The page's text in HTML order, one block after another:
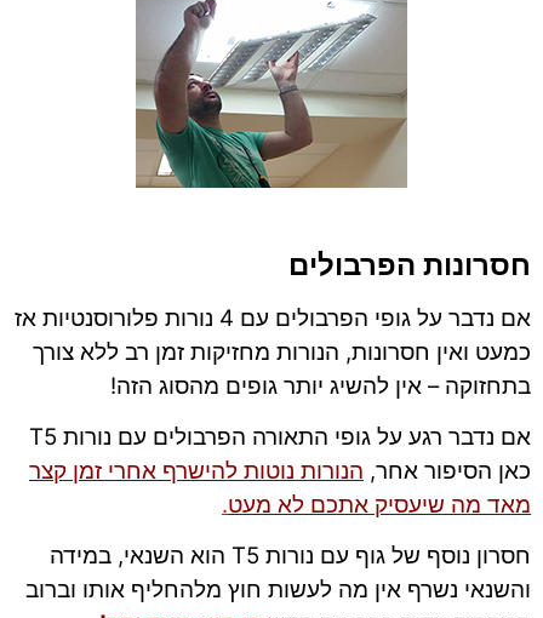
חסרונות הפרבולים
אם נדבר על גופי הפרבולים עם 4 נורות פלורוסנטיות אז
כמעט ואין חסרונות, הנורות מחזיקות זמן רב ללא צורך
בתחזוקה – אין להשיג יותר גופים מהסוג הזה!
אם נדבר רגע על גופי התאורה הפרבולים עם נורות T5
כאן הסיפור אחר, הנורות נוטות להישרף אחרי זמן קצר
מאד מה שיעסיק אתכם לא מעט.
חסרון נוסף של גוף עם נורות T5 הוא השנאי, במידה
והשנאי נשרף אין מה לעשות חוץ מלהחליף אותו וברוב